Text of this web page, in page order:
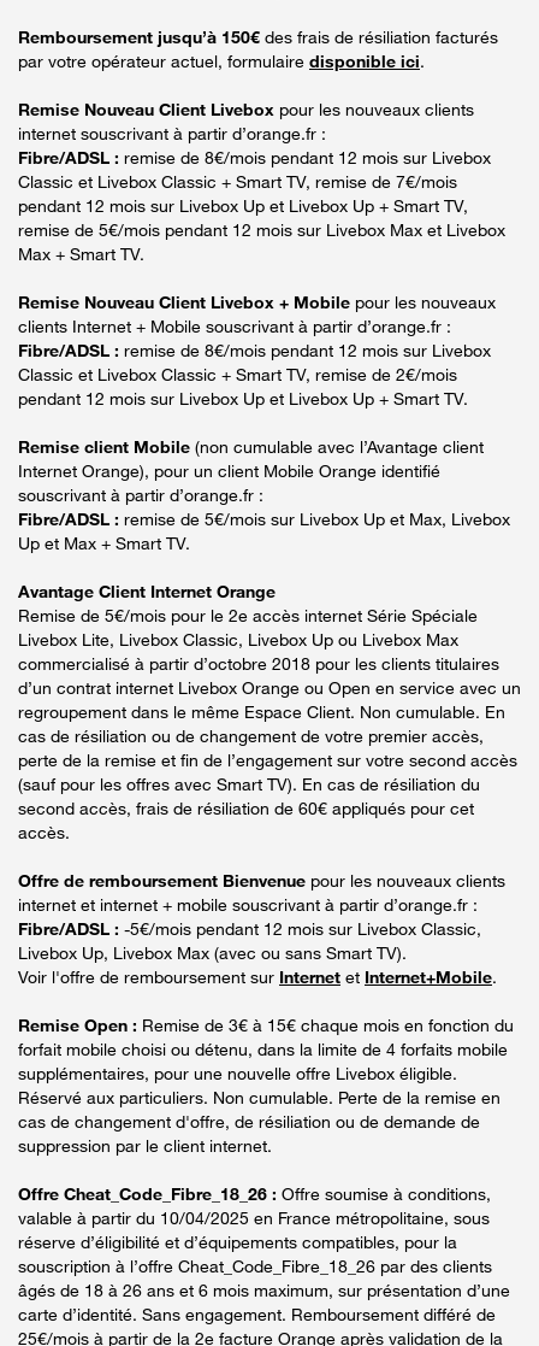
Remboursement jusqu’à 150€ des frais de résiliation facturés
par votre opérateur actuel, formulaire disponible ici.
Remise Nouveau Client Livebox pour les nouveaux clients
internet souscrivant à partir d’orange.fr :
Fibre/ADSL : remise de 8€/mois pendant 12 mois sur Livebox
Classic et Livebox Classic + Smart TV, remise de 7€/mois
pendant 12 mois sur Livebox Up et Livebox Up + Smart TV,
remise de 5€/mois pendant 12 mois sur Livebox Max et Livebox
Max + Smart TV.
Remise Nouveau Client Livebox + Mobile pour les nouveaux
clients Internet + Mobile souscrivant à partir d’orange.fr :
Fibre/ADSL : remise de 8€/mois pendant 12 mois sur Livebox
Classic et Livebox Classic + Smart TV, remise de 2€/mois
pendant 12 mois sur Livebox Up et Livebox Up + Smart TV.
Remise client Mobile (non cumulable avec l’Avantage client
Internet Orange), pour un client Mobile Orange identifié
souscrivant à partir d’orange.fr :
Fibre/ADSL : remise de 5€/mois sur Livebox Up et Max, Livebox
Up et Max + Smart TV.
Avantage Client Internet Orange
Remise de 5€/mois pour le 2e accès internet Série Spéciale
Livebox Lite, Livebox Classic, Livebox Up ou Livebox Max
commercialisé à partir d’octobre 2018 pour les clients titulaires
d’un contrat internet Livebox Orange ou Open en service avec un
regroupement dans le même Espace Client. Non cumulable. En
cas de résiliation ou de changement de votre premier accès,
perte de la remise et fin de l’engagement sur votre second accès
(sauf pour les offres avec Smart TV). En cas de résiliation du
second accès, frais de résiliation de 60€ appliqués pour cet
accès.
Offre de remboursement Bienvenue pour les nouveaux clients
internet et internet + mobile souscrivant à partir d’orange.fr :
Fibre/ADSL : -5€/mois pendant 12 mois sur Livebox Classic,
Livebox Up, Livebox Max (avec ou sans Smart TV).
Voir l'offre de remboursement sur Internet et Internet+Mobile.
Remise Open : Remise de 3€ à 15€ chaque mois en fonction du
forfait mobile choisi ou détenu, dans la limite de 4 forfaits mobile
supplémentaires, pour une nouvelle offre Livebox éligible.
Réservé aux particuliers. Non cumulable. Perte de la remise en
cas de changement d'offre, de résiliation ou de demande de
suppression par le client internet.
Offre Cheat_Code_Fibre_18_26 : Offre soumise à conditions,
valable à partir du 10/04/2025 en France métropolitaine, sous
réserve d’éligibilité et d’équipements compatibles, pour la
souscription à l’offre Cheat_Code_Fibre_18_26 par des clients
âgés de 18 à 26 ans et 6 mois maximum, sur présentation d’une
carte d’identité. Sans engagement. Remboursement différé de
25€/mois à partir de la 2e facture Orange après validation de la